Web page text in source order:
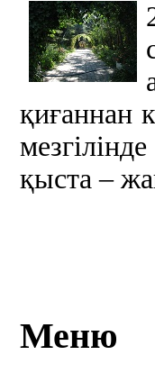
қиғаннан
қыста –
Меню